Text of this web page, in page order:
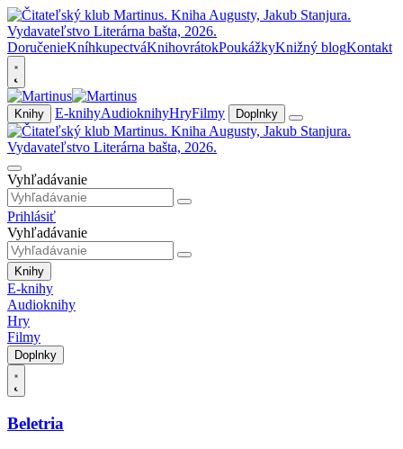
DoručenieKníhkupectváKnihovrátokPoukážkyKnižný blogKontakt
Knihy E-knihyAudioknihyHryFilmy Doplnky
Vyhľadávanie
Prihlásiť
Vyhľadávanie
Knihy
E-knihy
Audioknihy
Hry
Filmy
Doplnky
Beletria